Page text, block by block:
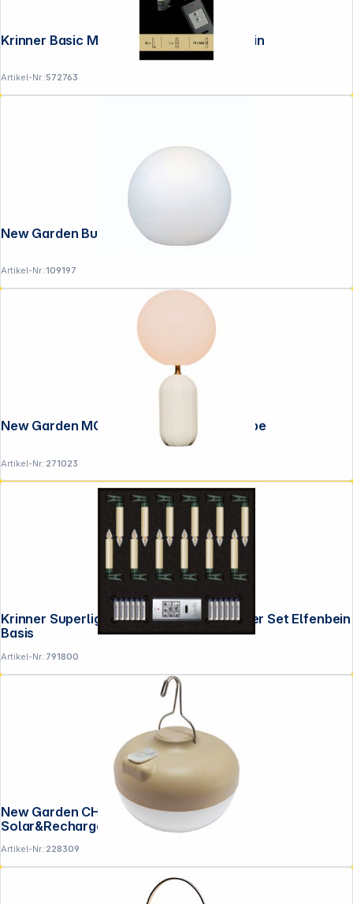
Krinner Basic Mini 10er Basis Set Elfenbein
Artikel-Nr.:572763
New Garden Buly 60 Cable
Artikel-Nr.:109197
New Garden MONICA 50 beige Tischlampe
Artikel-Nr.:271023
Krinner Superlight Bavaria Mini Flame 12er Set Elfenbein
Basis
Artikel-Nr.:791800
New Garden CHERRY BULB BATTERY
Solar&Rechargeable warm light
Artikel-Nr.:228309